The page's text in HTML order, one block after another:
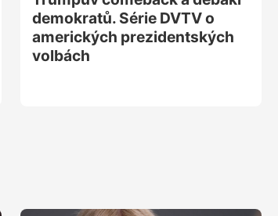
demokratů. Série DVTV o
amerických prezidentských
volbách